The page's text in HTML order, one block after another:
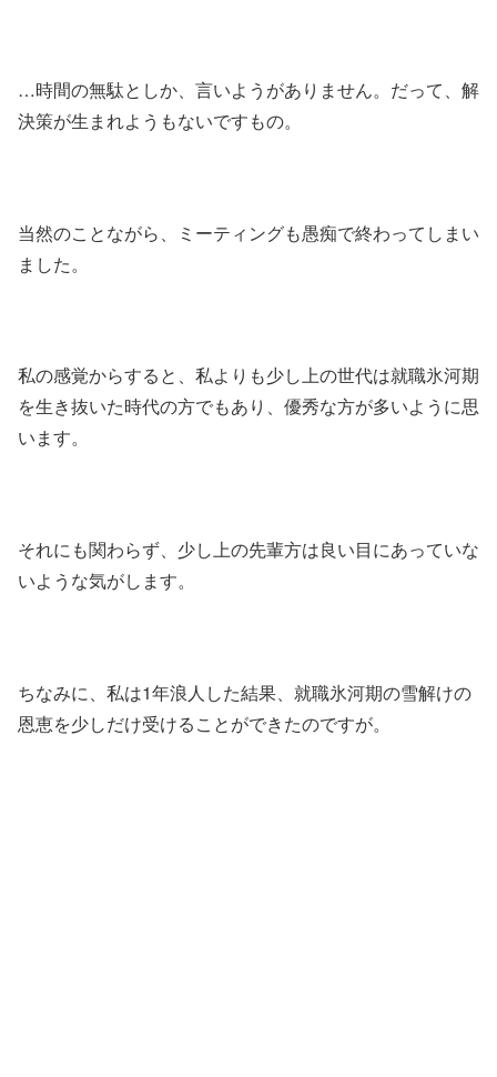
…時間の無駄としか、言いようがありません。だって、解
決策が生まれようもないですもの。
当然のことながら、ミーティングも愚痴で終わってしまい
ました。
私の感覚からすると、私よりも少し上の世代は就職氷河期
を生き抜いた時代の方でもあり、優秀な方が多いように思
います。
それにも関わらず、少し上の先輩方は良い目にあっていな
いような気がします。
ちなみに、私は1年浪人した結果、就職氷河期の雪解けの
恩恵を少しだけ受けることができたのですが。